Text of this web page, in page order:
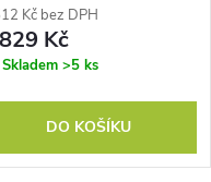
ovládáním, dotykové
3 otočné hlavy, černá
Kč bez DPH
Kč
Skladem >5 ks
DO KOŠÍKU